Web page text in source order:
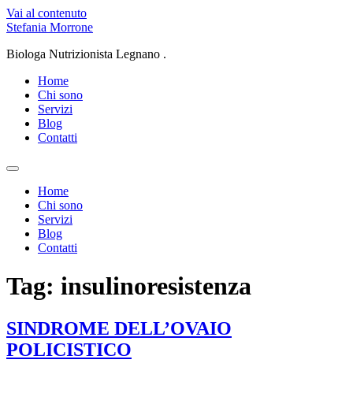
Vai al contenuto
Stefania Morrone
Biologa Nutrizionista Legnano .
Home
Chi sono
Servizi
Blog
Contatti
Home
Chi sono
Servizi
Blog
Contatti
Tag: insulinoresistenza
SINDROME DELL’OVAIO
POLICISTICO